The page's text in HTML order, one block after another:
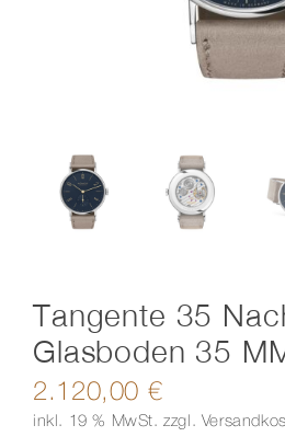
Tangente 35
Glasboden 35
2.120,00 €
inkl. 19 % MwSt. zzgl.